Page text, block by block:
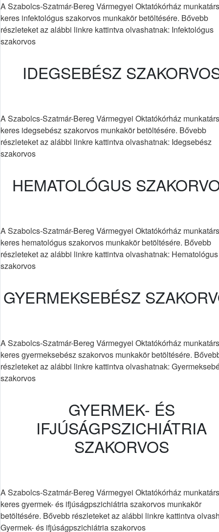
A Szabolcs-Szatmár-Bereg Vármegyei Oktatókórház
keres infektológus szakorvos munkakör betöltésére. Bővebb
részleteket az alábbi linkre kattintva olvashatnak: Infektológus
szakorvos
IDEGSEBÉSZ
A Szabolcs-Szatmár-Bereg Vármegyei Oktatókórház
keres idegsebész szakorvos munkakör betöltésére. Bővebb
részleteket az alábbi linkre kattintva olvashatnak: Idegsebész
szakorvos
HEMATOLÓGUS
A Szabolcs-Szatmár-Bereg Vármegyei Oktatókórház
keres hematológus szakorvos munkakör betöltésére. Bővebb
részleteket az alábbi linkre kattintva olvashatnak: Hematológus
szakorvos
GYERMEKSEBÉSZ
A Szabolcs-Szatmár-Bereg Vármegyei Oktatókórház
keres gyermeksebész szakorvos munkakör betöltésére.
részleteket az alábbi linkre kattintva olvashatnak:
szakorvos
GYERMEK- ÉS
IFJÚSÁGPSZICHIÁTRIA
SZAKORVOS
A Szabolcs-Szatmár-Bereg Vármegyei Oktatókórház
keres gyermek- és ifjúságpszichiátria szakorvos munkakör
betöltésére. Bővebb részleteket az alábbi linkre kattintva
Gyermek- és ifjúságpszichiátria szakorvos